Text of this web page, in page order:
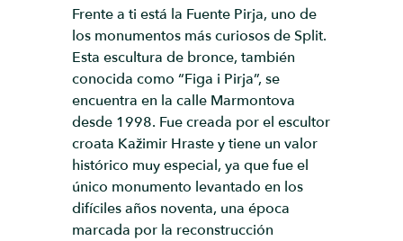
Frente a ti está la Fuente Pirja, uno de
los monumentos más curiosos de Split.
Esta escultura de bronce, también
conocida como “Figa i Pirja”, se
encuentra en la calle Marmontova
desde 1998. Fue creada por el escultor
croata Kažimir Hraste y tiene un valor
histórico muy especial, ya que fue el
único monumento levantado en los
difíciles años noventa, una época
marcada por la reconstrucción